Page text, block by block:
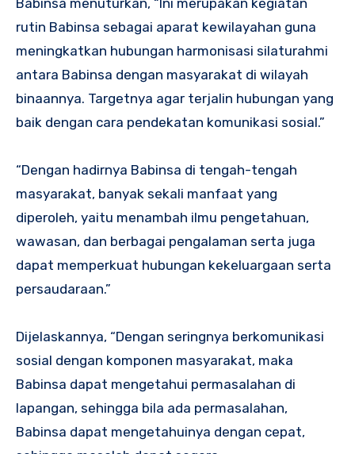
‎Babinsa menuturkan, “Ini merupakan kegiatan
rutin Babinsa sebagai aparat kewilayahan guna
meningkatkan hubungan harmonisasi silaturahmi
antara Babinsa dengan masyarakat di wilayah
binaannya. Targetnya agar terjalin hubungan yang
baik dengan cara pendekatan komunikasi sosial.”
‎“Dengan hadirnya Babinsa di tengah-tengah
masyarakat, banyak sekali manfaat yang
diperoleh, yaitu menambah ilmu pengetahuan,
wawasan, dan berbagai pengalaman serta juga
dapat memperkuat hubungan kekeluargaan serta
persaudaraan.”
‎Dijelaskannya, “Dengan seringnya berkomunikasi
sosial dengan komponen masyarakat, maka
Babinsa dapat mengetahui permasalahan di
lapangan, sehingga bila ada permasalahan,
Babinsa dapat mengetahuinya dengan cepat,